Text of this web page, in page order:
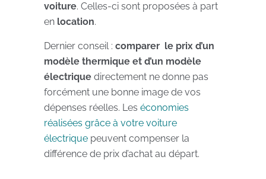
voiture. Celles-ci sont proposées à part
en location.
Dernier conseil : comparer le prix d’un
modèle thermique et d’un modèle
électrique directement ne donne pas
forcément une bonne image de vos
dépenses réelles. Les économies
réalisées grâce à votre voiture
électrique peuvent compenser la
différence de prix d’achat au départ.